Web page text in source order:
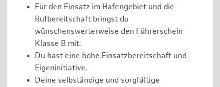
Für den Einsatz im Hafengebiet und die
Rufbereitschaft bringst du
wünschenswerterweise den Führerschein
Klasse B mit.
Du hast eine hohe Einsatzbereitschaft und
Eigeninitiative.
Deine selbständige und sorgfältige